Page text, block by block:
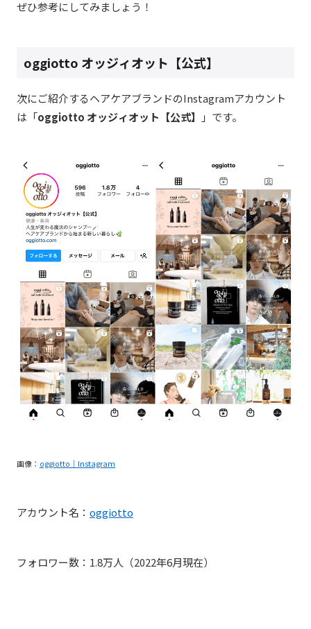
ぜひ参考にしてみましょう！
oggiotto オッジィオット【公式】
次にご紹介するヘアケアブランドのInstagramアカウント
は「oggiotto オッジィオット【公式】 」です。
画像： oggiotto｜Instagram
アカウント名： oggiotto
フォロワー数：1.8万人（2022年6月現在）